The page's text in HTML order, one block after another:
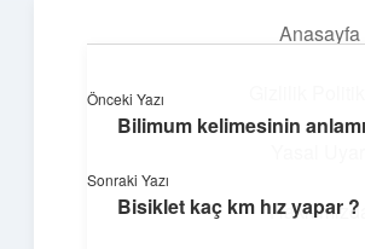
Anasayfa
Hakkımızda
Günlük yaşama tat katan küçük
Önceki Yazı
Bilimum kelimesinin
Sonraki Yazı
Bisiklet kaç km hız yapar ?